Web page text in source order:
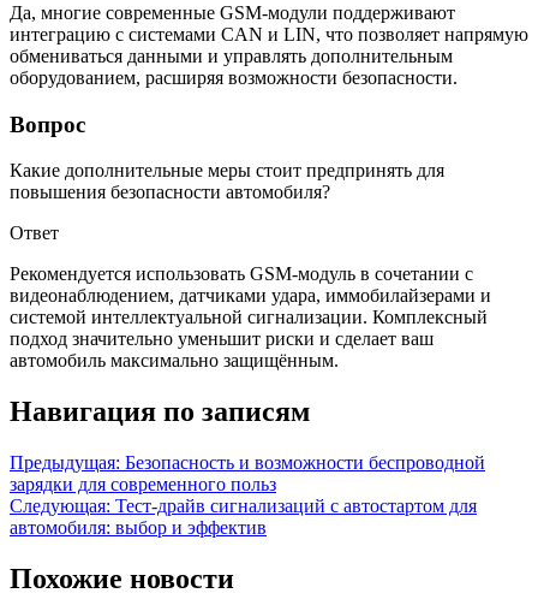
Да, многие современные GSM-модули поддерживают
интеграцию с системами CAN и LIN, что позволяет напрямую
обмениваться данными и управлять дополнительным
оборудованием, расширяя возможности безопасности.
Вопрос
Какие дополнительные меры стоит предпринять для
повышения безопасности автомобиля?
Ответ
Рекомендуется использовать GSM-модуль в сочетании с
видеонаблюдением, датчиками удара, иммобилайзерами и
системой интеллектуальной сигнализации. Комплексный
подход значительно уменьшит риски и сделает ваш
автомобиль максимально защищённым.
Навигация по записям
Предыдущая: Безопасность и возможности беспроводной
зарядки для современного польз
Следующая: Тест-драйв сигнализаций с автостартом для
автомобиля: выбор и эффектив
Похожие новости